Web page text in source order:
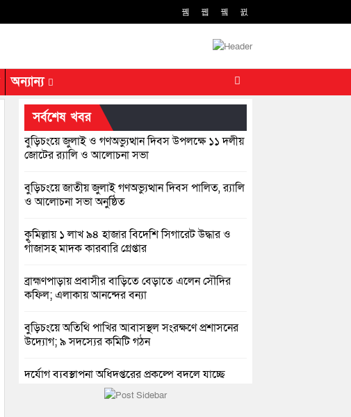
অন্যান্য
সর্বশেষ খবর
বুড়িচংয়ে জুলাই ও গণঅভ্যুত্থান দিবস উপলক্ষে ১১ দলীয়
জোটের র‍্যালি ও আলোচনা সভা
বুড়িচংয়ে জাতীয় জুলাই গণঅভ্যুত্থান দিবস পালিত, র‍্যালি
ও আলোচনা সভা অনুষ্ঠিত
কুমিল্লায় ১ লাখ ৯৪ হাজার বিদেশি সিগারেট উদ্ধার ও
গাঁজাসহ মাদক কারবারি গ্রেপ্তার
ব্রাহ্মণপাড়ায় প্রবাসীর বাড়িতে বেড়াতে এলেন সৌদির
কফিল; এলাকায় আনন্দের বন্যা
বুড়িচংয়ে অতিথি পাখির আবাসস্থল সংরক্ষণে প্রশাসনের
উদ্যোগ; ৯ সদস্যের কমিটি গঠন
দুর্যোগ ব্যবস্থাপনা অধিদপ্তরের প্রকল্পে বদলে যাচ্ছে